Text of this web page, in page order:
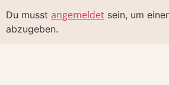
Du musst angemeldet sein, um
abzugeben.